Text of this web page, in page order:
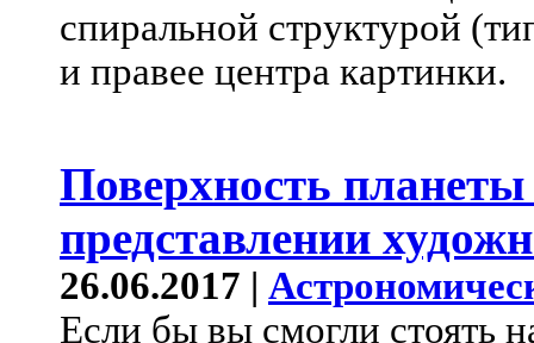
спиральной структурой
и правее центра картинки.
Поверхность
представлении
26.06.2017 |
Если бы вы смогли стоять